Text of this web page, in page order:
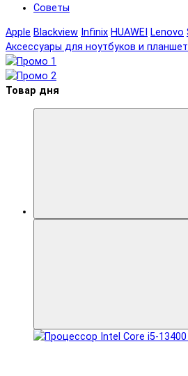
Советы
Apple Blackview Infinix HUAWEI Lenovo
Аксессуары для ноутбуков и
Товар дня